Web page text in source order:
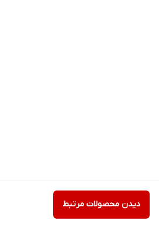
دیدن محصولات مرتبط